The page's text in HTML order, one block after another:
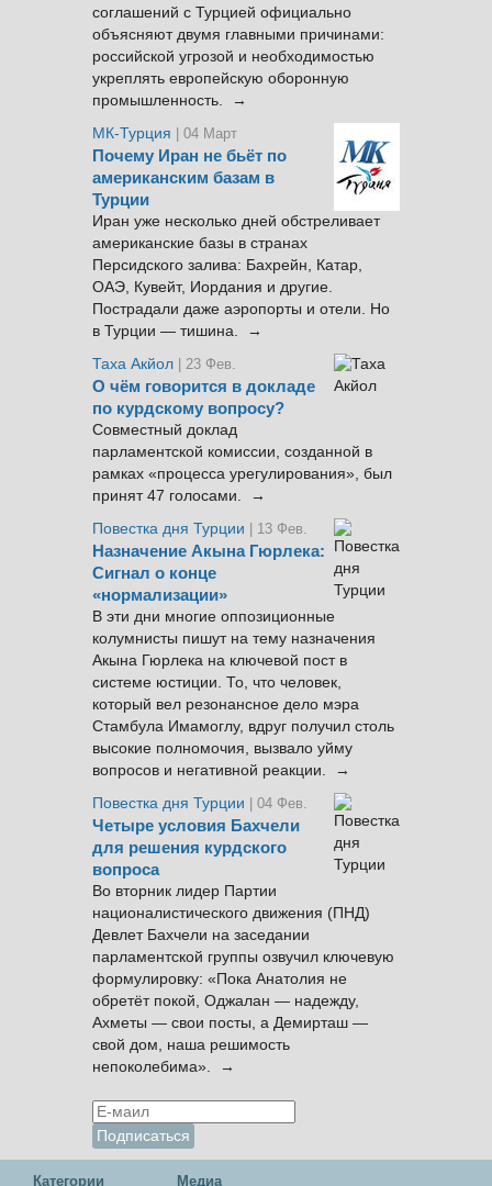
соглашений с Турцией официально
объясняют двумя главными причинами:
российской угрозой и необходимостью
укреплять европейскую оборонную
промышленность. →
МК-Турция
| 04 Март
Почему Иран не бьёт по
американским базам в
Турции
Иран уже несколько дней обстреливает
американские базы в странах
Персидского залива: Бахрейн, Катар,
ОАЭ, Кувейт, Иордания и другие.
Пострадали даже аэропорты и отели. Но
в Турции — тишина. →
Таха Акйол | 23 Фев.
О чём говорится в докладе
по курдскому вопросу?
Совместный доклад
парламентской комиссии, созданной в
рамках «процесса урегулирования», был
принят 47 голосами. →
Повестка дня Турции
| 13 Фев.
Назначение Акына Гюрлека:
Сигнал о конце
«нормализации»
В эти дни многие оппозиционные
колумнисты пишут на тему назначения
Акына Гюрлека на ключевой пост в
системе юстиции. То, что человек,
который вел резонансное дело мэра
Стамбула Имамоглу, вдруг получил столь
высокие полномочия, вызвало уйму
вопросов и негативной реакции. →
Повестка дня Турции
| 04 Фев.
Четыре условия Бахчели
для решения курдского
вопроса
Во вторник лидер Партии
националистического движения (ПНД)
Девлет Бахчели на заседании
парламентской группы озвучил ключевую
формулировку: «Пока Анатолия не
обретёт покой, Оджалан — надежду,
Ахметы — свои посты, а Демирташ —
свой дом, наша решимость
непоколебима». →
Категории Медиа